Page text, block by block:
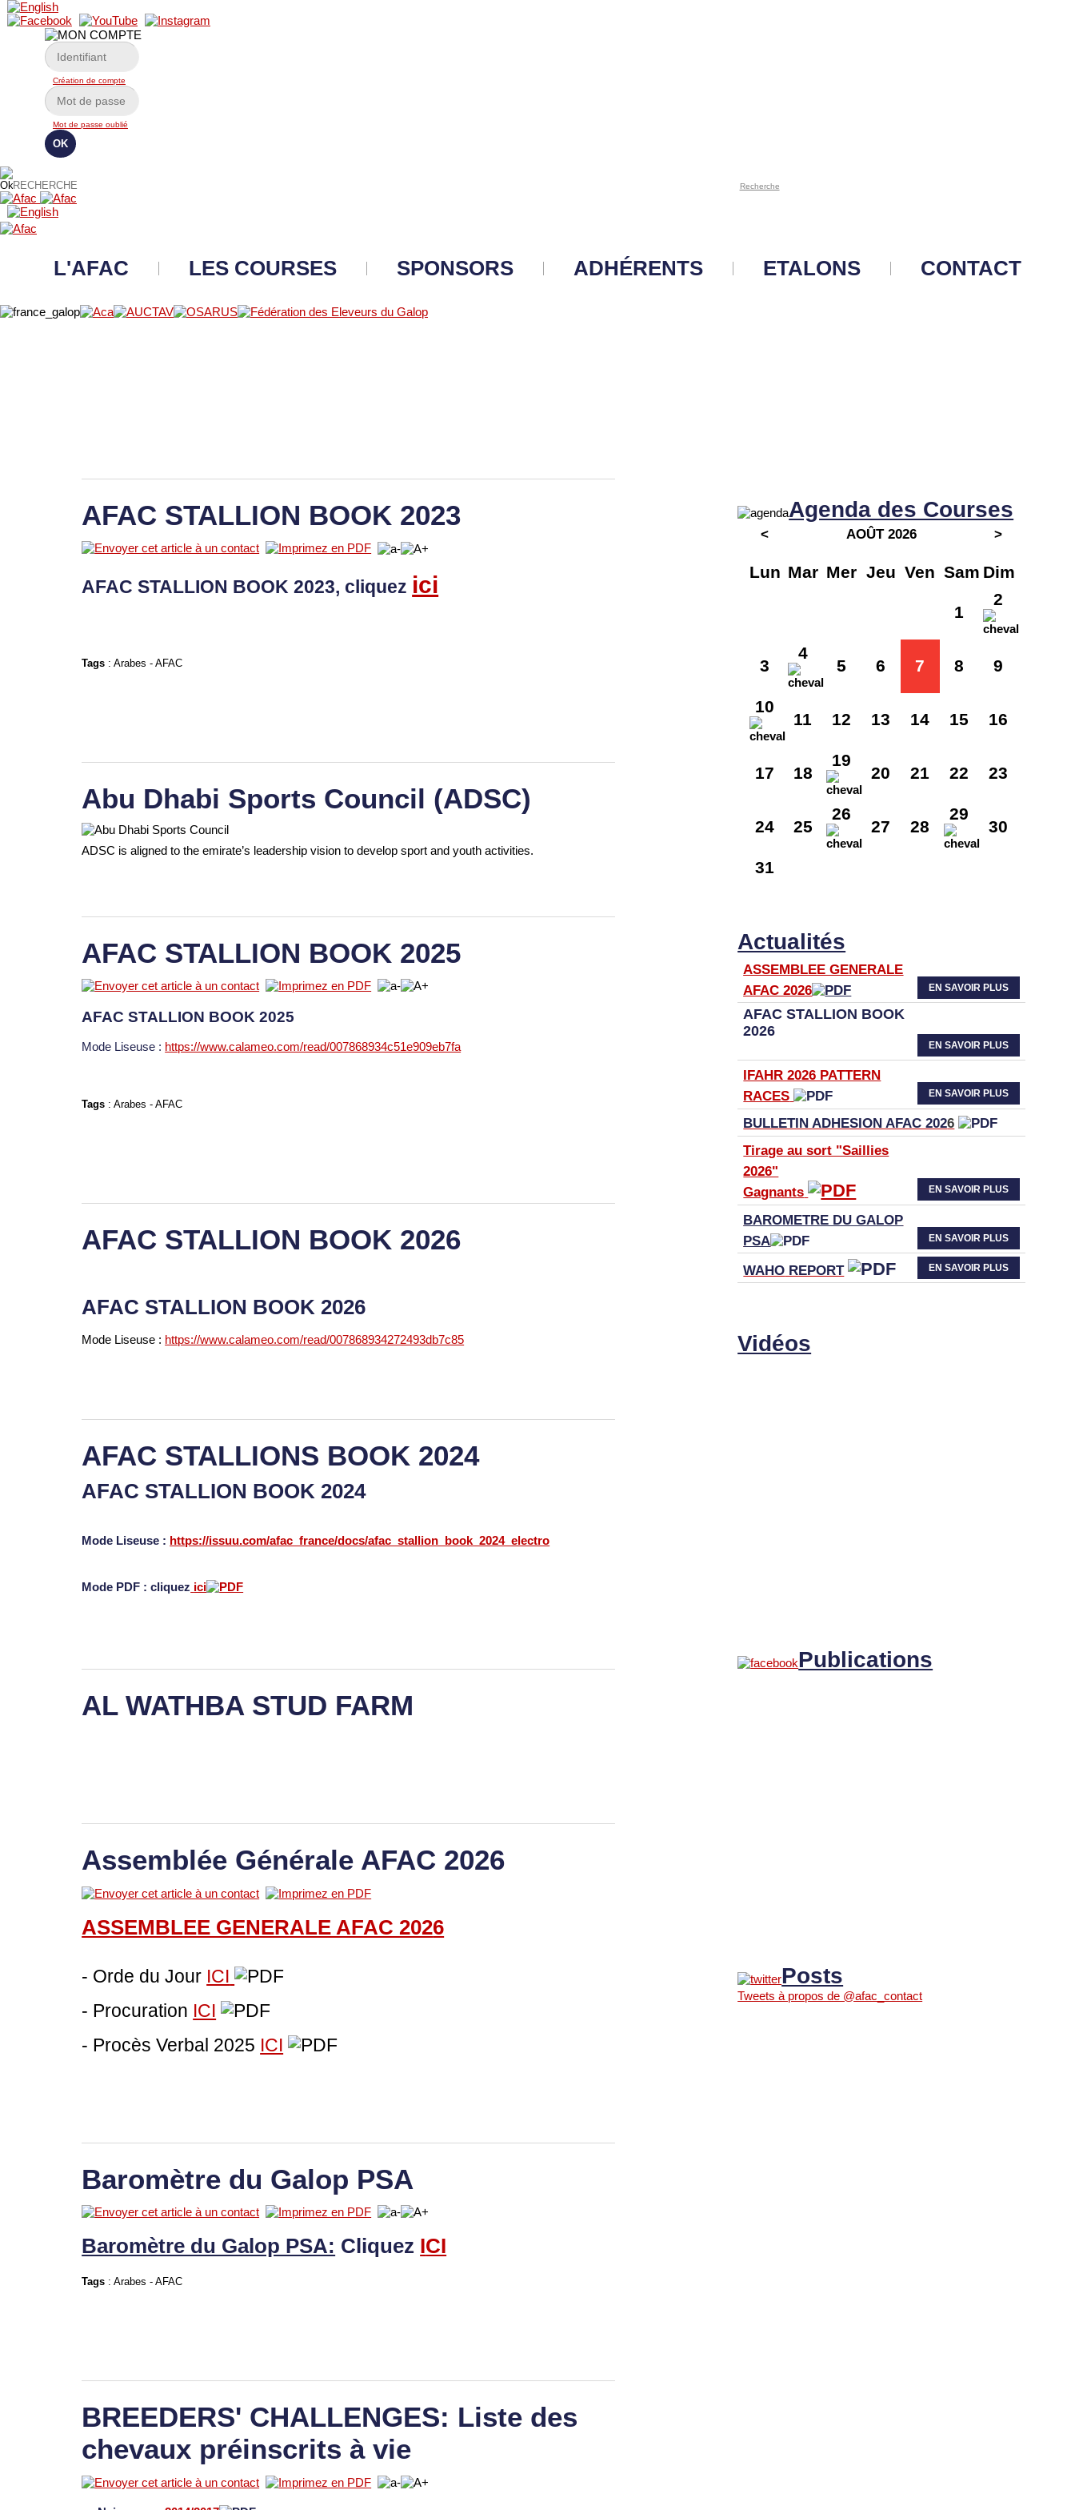
Création de compte
Mot de passe oublié
Recherche
L'AFAC LES COURSES SPONSORS ADHÉRENTS ETALONS CONTACT
AFAC STALLION BOOK 2023
AFAC STALLION BOOK 2023, cliquez ici
Tags :Arabes -AFAC
Abu Dhabi Sports Council (ADSC)
ADSC is aligned to the emirate’s leadership vision to develop sport and youth activities.
AFAC STALLION BOOK 2025
AFAC STALLION BOOK 2025
Mode Liseuse : https://www.calameo.com/read/007868934c51e909eb7fa
Tags :Arabes -AFAC
AFAC STALLION BOOK 2026
AFAC STALLION BOOK 2026
Mode Liseuse : https://www.calameo.com/read/007868934272493db7c85
AFAC STALLIONS BOOK 2024
AFAC STALLION BOOK 2024
Mode Liseuse : https://issuu.com/afac_france/docs/afac_stallion_book_2024_electro
Mode PDF : cliquez ici
AL WATHBA STUD FARM
Assemblée Générale AFAC 2026
ASSEMBLEE GENERALE AFAC2026
- Orde du Jour ICI
- Procuration ICI
- Procès Verbal 2025 ICI
Baromètre du Galop PSA
Baromètre du Galop PSA: Cliquez ICI
Tags :Arabes -AFAC
BREEDERS' CHALLENGES: Liste des
chevaux préinscrits à vie
Agenda des Courses
< AOÛT 2026 >
Lun Mar Mer Jeu Ven Sam Dim
1
2
3
4
5 6 7 8 9
10
11 12 13 14 15 16
17 18
19
20 21 22 23
24 25
26
27 28
29
30
31
Actualités
ASSEMBLEE GENERALE
AFAC 2026
EN SAVOIR PLUS
AFAC STALLION BOOK
2026
EN SAVOIR PLUS
IFAHR 2026 PATTERN
RACES
EN SAVOIR PLUS
BULLETIN ADHESION AFAC 2026
Tirage au sort "Saillies
2026"
Gagnants
EN SAVOIR PLUS
BAROMETRE DU GALOP
PSA
EN SAVOIR PLUS
WAHO REPORT EN SAVOIR PLUS
Vidéos
Publications
Posts
Tweets à propos de @afac_contact